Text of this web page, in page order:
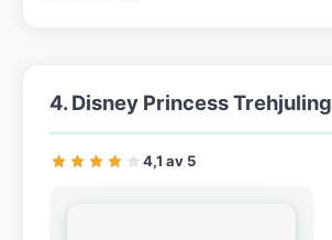
4. Disney Princess Trehjuling
4,1 av 5